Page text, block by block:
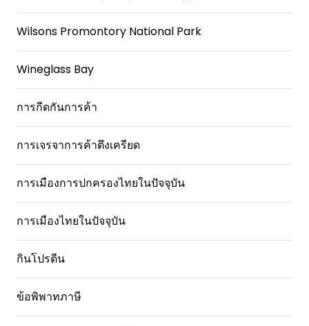
Wilsons Promontory National Park
Wineglass Bay
การกีดกันการค้า
การเจรจาการค้าตึงเครียด
การเมืองการปกครองไทยในปัจจุบัน
การเมืองไทยในปัจจุบัน
กินโปรตีน
ข้อพิพาทภาษี